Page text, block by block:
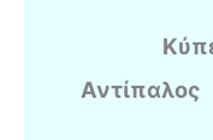
Αντίπαλος